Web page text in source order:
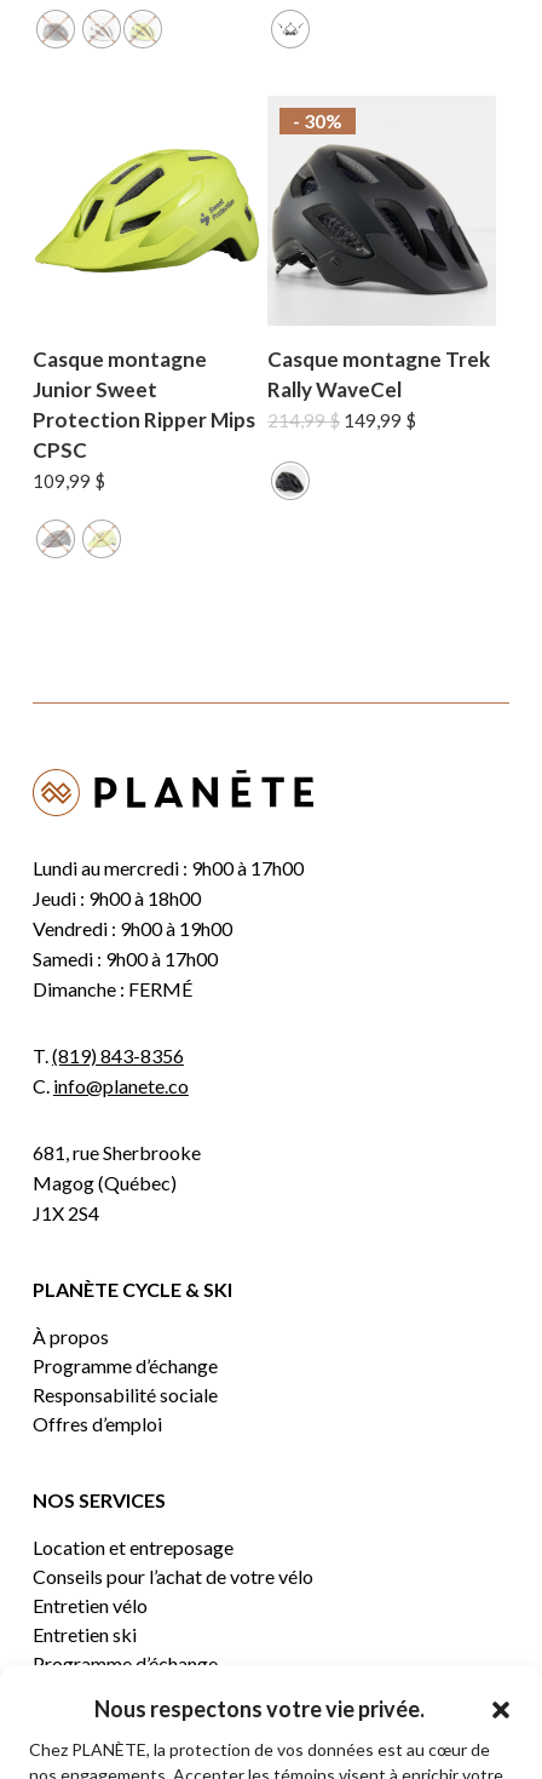
Nous respectons votre vie privée.
Chez PLANÈTE, la protection de vos données est au cœur de
nos engagements. Accepter les témoins visent à enrichir votre
initial
était :
139,99 $.
Casque montagne
Junior Sweet
Protection Ripper Mips
CPSC
109,99 $
- 30%
Casque montagne Trek
Rally WaveCel
214,99$ Le
149,99 $
Lundi au mercredi : 9h00 à 17h00
Jeudi : 9h00 à 18h00
Vendredi : 9h00 à 19h00
Samedi : 9h00 à 17h00
Dimanche : FERMÉ
T.(819) 843-8356
C. info@planete.co
681, rue Sherbrooke
Magog (Québec)
J1X 2S4
PLANÈTE CYCLE & SKI
À propos
Programme d’échange
Responsabilité sociale
Offres d’emploi
NOS SERVICES
Location et entreposage
Conseils pour l’achat de votre vélo
Entretien vélo
Entretien ski
Programme d’échange
CENTRE D’AIDE